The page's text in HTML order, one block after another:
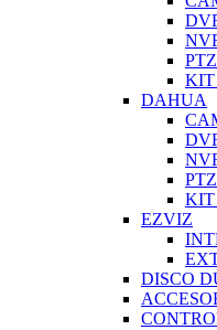
KIT
DAHUA
KIT
EZVIZ
DISCO